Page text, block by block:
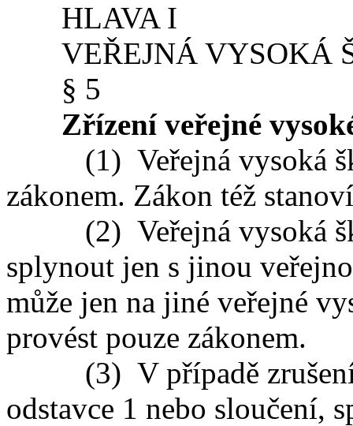
HLAVA I
VEŘEJNÁ VYSOKÁ
§ 5
Zřízení veřejné
(1) Veřejná vysoká
zákonem. Zákon též
(2) Veřejná vysoká
splynout jen s jinou
může jen na jiné veřejné
provést pouze zákonem.
(3) V případě zrušení
odstavce 1 nebo sloučení,